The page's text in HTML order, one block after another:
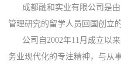
成都融和实业有限公司是由
管理研究的留学人员回国创立
公司自2002年11月成立以来
务业现代化的专注精神，与从